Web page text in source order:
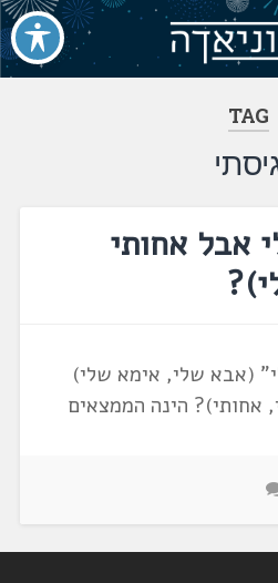
TAG
אבל אחותי
(אבא שלי, אימא שלי)
אחותי)? הינה הממצאים